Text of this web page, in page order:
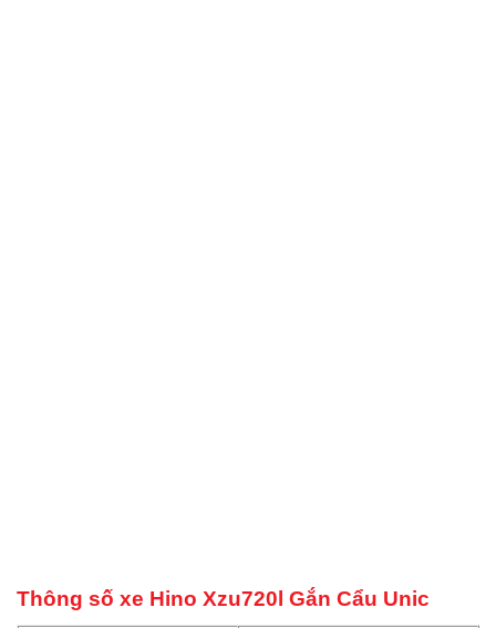
Thông số xe Hino Xzu720l Gắn Cẩu Unic